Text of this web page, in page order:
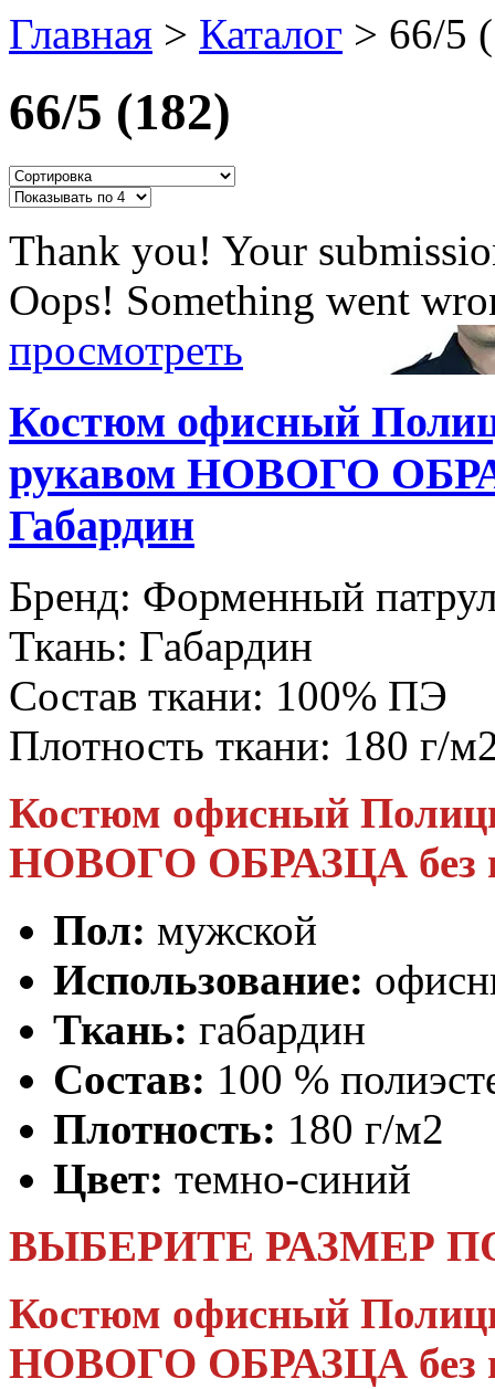
Главная > Каталог > 66/5
66/5 (182)
Thank you! Your
Oops! Something went
просмотреть
Костюм офисный
рукавом НОВОГО
Габардин
Бренд: Форменный
Ткань: Габардин
Состав ткани: 100% ПЭ
Плотность ткани: 180 г/
Костюм офисный
НОВОГО ОБРАЗЦА без
Пол: мужской
Использование:
Ткань: габардин
Состав: 100 %
Плотность: 180 г/м2
Цвет: темно-синий
ВЫБЕРИТЕ РАЗМЕР
Костюм офисный
НОВОГО ОБРАЗЦА без